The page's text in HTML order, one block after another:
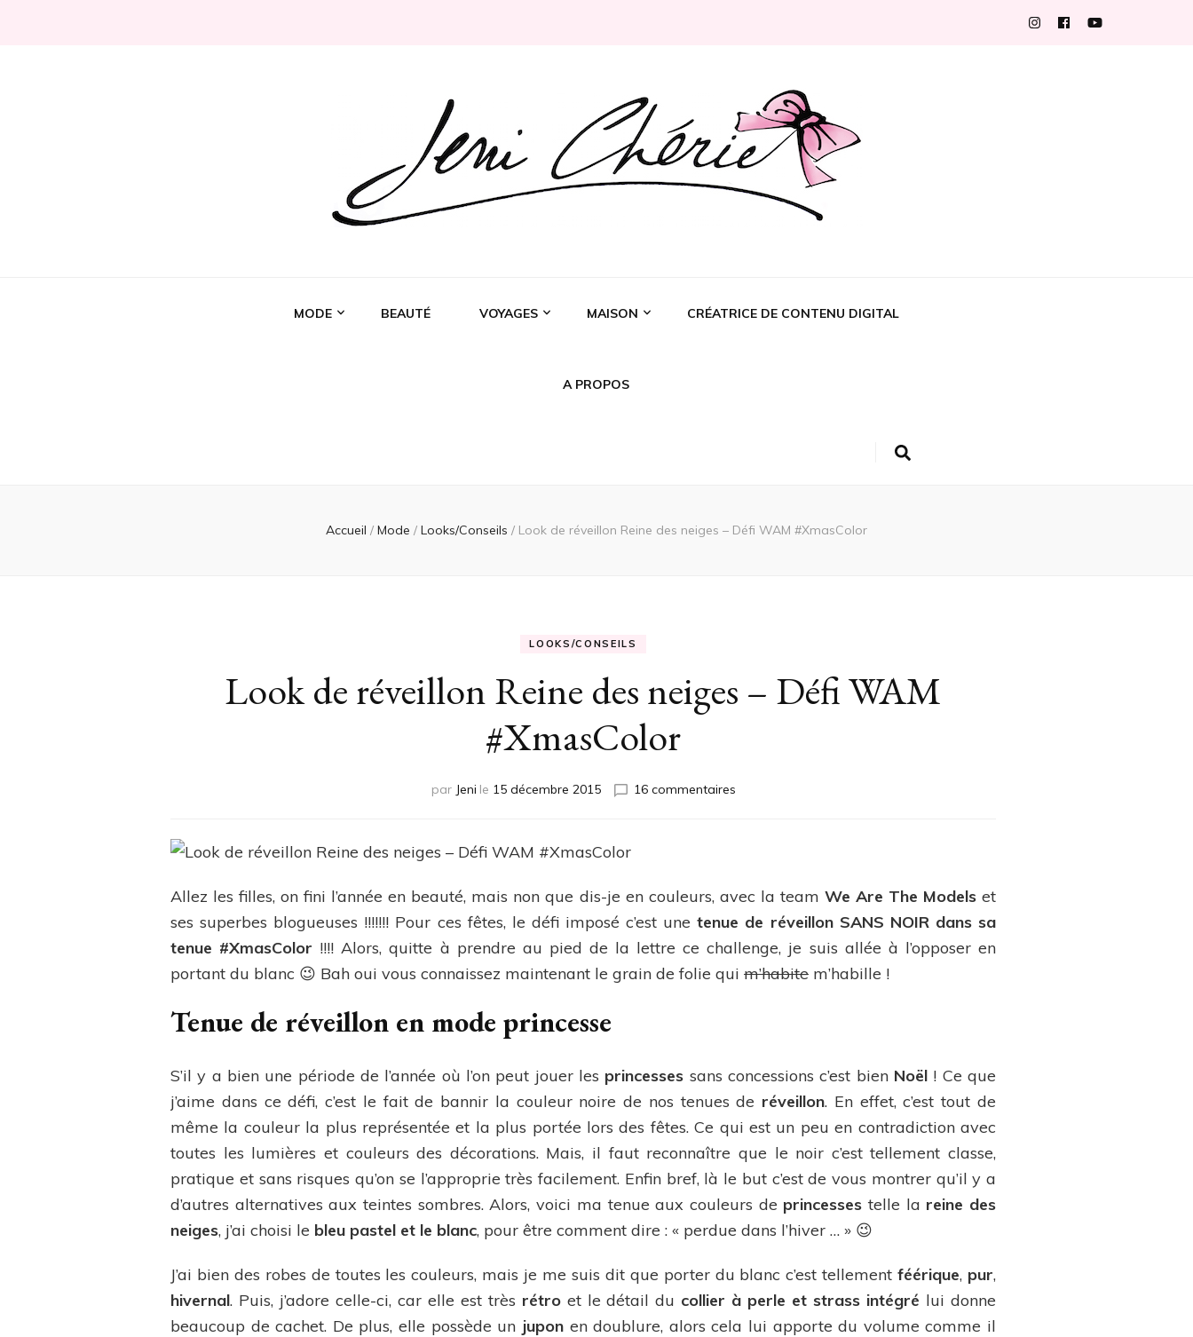
MODE BEAUTÉ VOYAGES MAISON CRÉATRICE DE CONTENU DIGITAL
A PROPOS
Accueil / Mode / Looks/Conseils / Look de réveillon Reine des neiges – Défi WAM #XmasColor
LOOKS/CONSEILS
Look de réveillon Reine des neiges – Défi WAM
#XmasColor
par Jeni le 15 décembre 2015 16 commentairessur
neiges
–
WAM
#XmasColor
Allez les filles, on fini l’année en beauté, mais non que dis-je en couleurs, avec la team We Are The Modelset
ses superbes blogueuses !!!!!!! Pour ces fêtes, le défi imposé c’est unetenue de réveillon SANS NOIR dans sa
tenue #XmasColor !!!! Alors, quitte à prendre au pied de la lettre ce challenge, je suis allée à l’opposer en
portant du blanc 😉 Bah oui vous connaissez maintenant le grain de folie qui m’habite m’habille !
Tenue de réveillon en mode princesse
S’il y a bien une période de l’année où l’on peut jouer les princesses sans concessions c’est bien Noël ! Ce que
j’aime dans ce défi, c’est le fait de bannir la couleur noire de nos tenues de réveillon. En effet, c’est tout de
même la couleur la plus représentée et la plus portée lors des fêtes. Ce qui est un peu en contradiction avec
toutes les lumières et couleurs des décorations. Mais, il faut reconnaître que le noir c’est tellement classe,
pratique et sans risques qu’on se l’approprie très facilement. Enfin bref, là le but c’est de vous montrer qu’il y a
d’autres alternatives aux teintes sombres. Alors, voici ma tenue aux couleurs de princesses telle la reine des
neiges, j’ai choisi le bleu pastel et le blanc, pour être comment dire : « perdue dans l’hiver … » 😉
J’ai bien des robes de toutes les couleurs, mais je me suis dit que porter du blanc c’est tellementféérique, pur,
hivernal. Puis, j’adore celle-ci, car elle est très rétroet le détail du collier à perle et strass intégré lui donne
beaucoup de cachet. De plus, elle possède un juponen doublure, alors cela lui apporte du volume comme il